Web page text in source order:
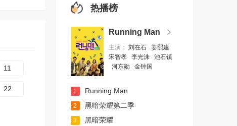
11
22
热播榜
Running Man
主演： 刘在石
姜熙建
宋智孝
李光洙
池石镇
河东勋
金钟国
1 Running Man
2 黑暗荣耀第二季
3 黑暗荣耀